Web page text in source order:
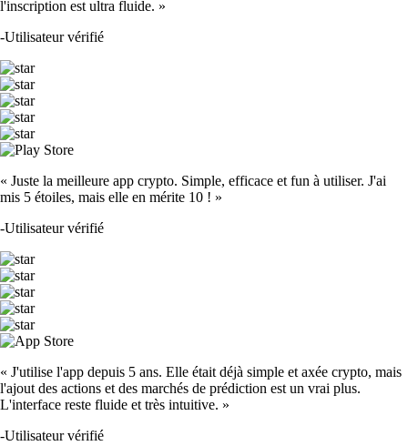
l'inscription est ultra fluide. »
-Utilisateur vérifié
« Juste la meilleure app crypto. Simple, efficace et fun à utiliser. J'ai
mis 5 étoiles, mais elle en mérite 10 ! »
-Utilisateur vérifié
« J'utilise l'app depuis 5 ans. Elle était déjà simple et axée crypto, mais
l'ajout des actions et des marchés de prédiction est un vrai plus.
L'interface reste fluide et très intuitive. »
-Utilisateur vérifié